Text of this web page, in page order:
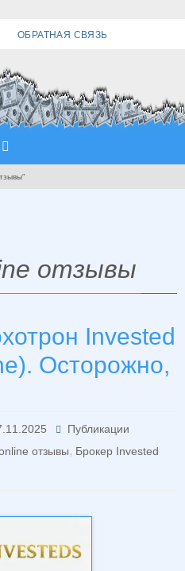
ОБРАТНАЯ СВЯЗЬ
отзывы
Invested
Осторожно,
Публикации
отзывы, Брокер Invested